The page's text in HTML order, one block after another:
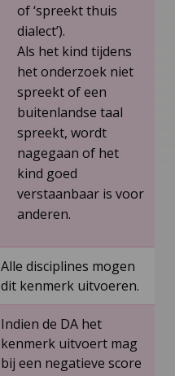
of ‘spreekt thuis
dialect’).
Als het kind tijdens
het onderzoek niet
spreekt of een
buitenlandse taal
spreekt, wordt
nagegaan of het
kind goed
verstaanbaar is voor
anderen.
Alle disciplines mogen
dit kenmerk uitvoeren.
Indien de DA het
kenmerk uitvoert mag
bij een negatieve score